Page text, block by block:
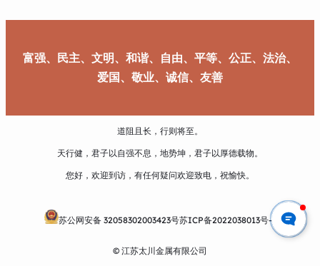
富强、民主、文明、和谐、自由、平等、公正、法治、
爱国、敬业、诚信、友善
道阻且长，行则将至。
天行健，君子以自强不息，地势坤，君子以厚德载物。
您好，欢迎到访，有任何疑问欢迎致电，祝愉快。
苏公网安备 32058302003423号苏ICP备2022038013号-1
© 江苏太川金属有限公司